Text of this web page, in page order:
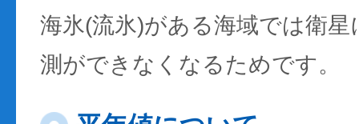
海氷(流氷)がある海域では衛
測ができなくなるためです。